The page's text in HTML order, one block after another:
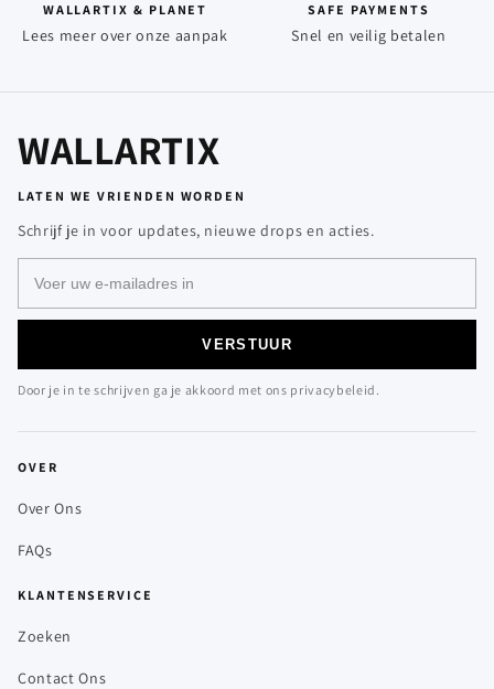
WALLARTIX & PLANET
Lees meer over onze aanpak
SAFE PAYMENTS
Snel en veilig betalen
WALLARTIX
LATEN WE VRIENDEN WORDEN
Schrijf je in voor updates, nieuwe drops en acties.
VERSTUUR
Door je in te schrijven ga je akkoord met ons privacybeleid.
OVER
Over Ons
FAQs
KLANTENSERVICE
Zoeken
Contact Ons